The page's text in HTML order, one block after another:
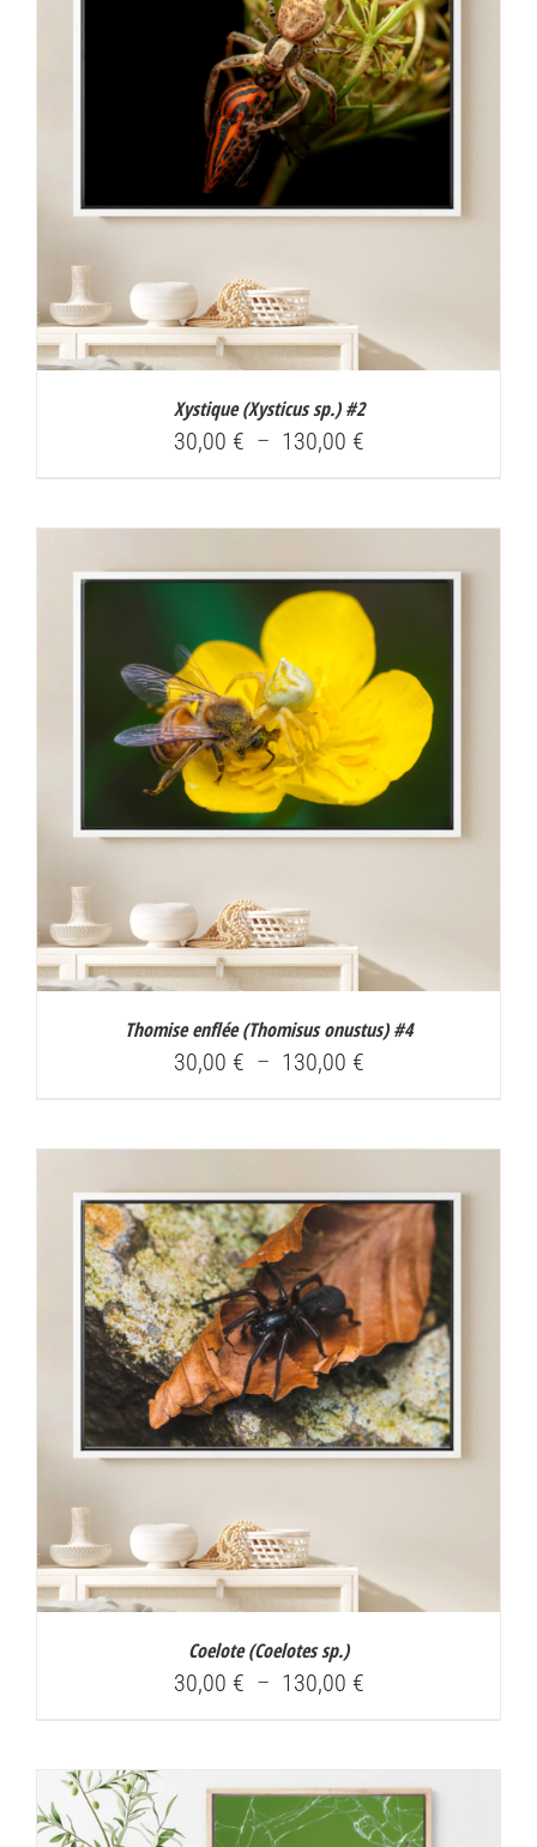
Xystique (Xysticus sp.) #2
30,00 € – 130,00 €Plage
à
130,00 €
Thomise enflée (Thomisus onustus) #4
30,00 € – 130,00 €Plage
à
130,00 €
Coelote (Coelotes sp.)
30,00 € – 130,00 €Plage
30,00 €
à